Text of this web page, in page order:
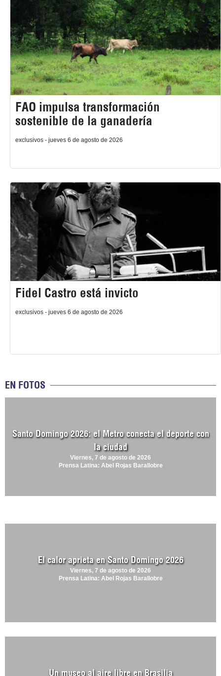
FAO impulsa transformación
sostenible de la ganadería
exclusivos - jueves 6 de agosto de 2026
Fidel Castro está invicto
exclusivos - jueves 6 de agosto de 2026
EN FOTOS
Santo Domingo 2026: el Metro conecta el deporte con
la ciudad
Viernes, 7 de agosto de 2026
Prensa Latina: Abel Rojas Barallobre
El calor aprieta en Santo Domingo 2026
Viernes, 7 de agosto de 2026
Prensa Latina: Abel Rojas Barallobre
Un museo al aire libre en Brasilia